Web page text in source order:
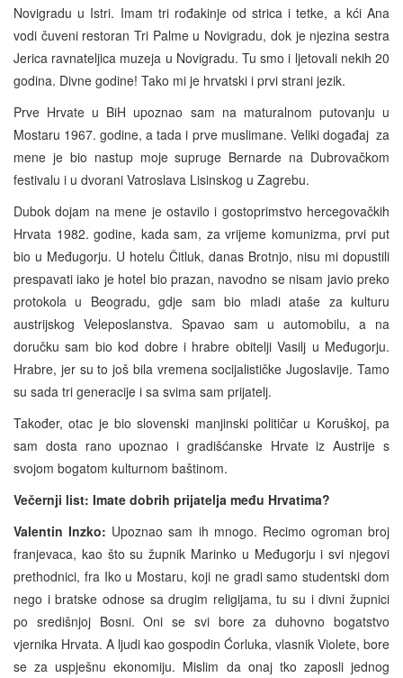
Novigradu u Istri. Imam tri rođakinje od strica i tetke, a kći Ana
vodi čuveni restoran Tri Palme u Novigradu, dok je njezina sestra
Jerica ravnateljica muzeja u Novigradu. Tu smo i ljetovali nekih 20
godina. Divne godine! Tako mi je hrvatski i prvi strani jezik.
Prve Hrvate u BiH upoznao sam na maturalnom putovanju u
Mostaru 1967. godine, a tada i prve muslimane. Veliki događaj za
mene je bio nastup moje supruge Bernarde na Dubrovačkom
festivalu i u dvorani Vatroslava Lisinskog u Zagrebu.
Dubok dojam na mene je ostavilo i gostoprimstvo hercegovačkih
Hrvata 1982. godine, kada sam, za vrijeme komunizma, prvi put
bio u Međugorju. U hotelu Čitluk, danas Brotnjo, nisu mi dopustili
prespavati iako je hotel bio prazan, navodno se nisam javio preko
protokola u Beogradu, gdje sam bio mladi ataše za kulturu
austrijskog Veleposlanstva. Spavao sam u automobilu, a na
doručku sam bio kod dobre i hrabre obitelji Vasilj u Međugorju.
Hrabre, jer su to još bila vremena socijalističke Jugoslavije. Tamo
su sada tri generacije i sa svima sam prijatelj.
Također, otac je bio slovenski manjinski političar u Koruškoj, pa
sam dosta rano upoznao i gradišćanske Hrvate iz Austrije s
svojom bogatom kulturnom baštinom.
Večernji list: Imate dobrih prijatelja među Hrvatima?
Valentin Inzko: Upoznao sam ih mnogo. Recimo ogroman broj
franjevaca, kao što su župnik Marinko u Međugorju i svi njegovi
prethodnici, fra Iko u Mostaru, koji ne gradi samo studentski dom
nego i bratske odnose sa drugim religijama, tu su i divni župnici
po središnjoj Bosni. Oni se svi bore za duhovno bogatstvo
vjernika Hrvata. A ljudi kao gospodin Ćorluka, vlasnik Violete, bore
se za uspješnu ekonomiju. Mislim da onaj tko zaposli jednog